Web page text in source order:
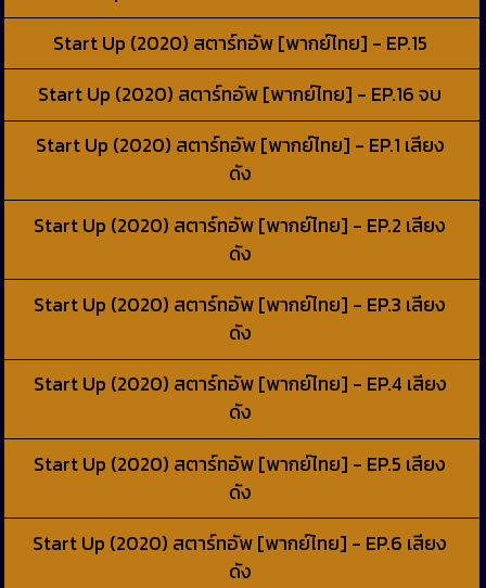
Start Up (2020) สตาร์ทอัพ [พากย์ไทย] - EP.15
Start Up (2020) สตาร์ทอัพ [พากย์ไทย] - EP.16 จบ
Start Up (2020) สตาร์ทอัพ [พากย์ไทย] - EP.1 เสียง
ดัง
Start Up (2020) สตาร์ทอัพ [พากย์ไทย] - EP.2 เสียง
ดัง
Start Up (2020) สตาร์ทอัพ [พากย์ไทย] - EP.3 เสียง
ดัง
Start Up (2020) สตาร์ทอัพ [พากย์ไทย] - EP.4 เสียง
ดัง
Start Up (2020) สตาร์ทอัพ [พากย์ไทย] - EP.5 เสียง
ดัง
Start Up (2020) สตาร์ทอัพ [พากย์ไทย] - EP.6 เสียง
ดัง